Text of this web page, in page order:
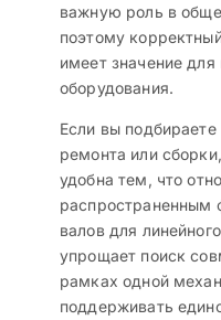
важную роль в
поэтому
имеет значение для
оборудования.
Если вы
ремонта или
удобна тем, что
распространенным
валов для
упрощает поиск
рамках одной
поддерживать